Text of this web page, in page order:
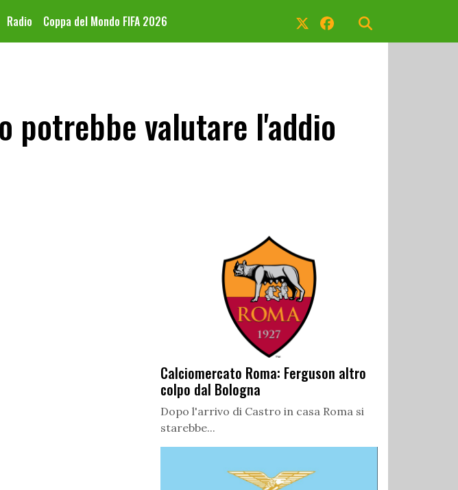
Radio Coppa del Mondo FIFA 2026
potrebbe valutare l'addio
Calciomercato Roma: Ferguson altro
colpo dal Bologna
Dopo l'arrivo di Castro in casa Roma si
starebbe...